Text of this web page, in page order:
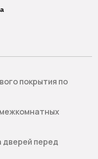
покрытия по
дверей перед